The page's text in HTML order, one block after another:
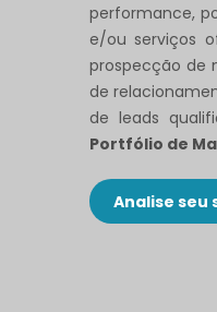
performance,
e/ou serviços
prospecção de
de
de leads
Portfólio de
Analise